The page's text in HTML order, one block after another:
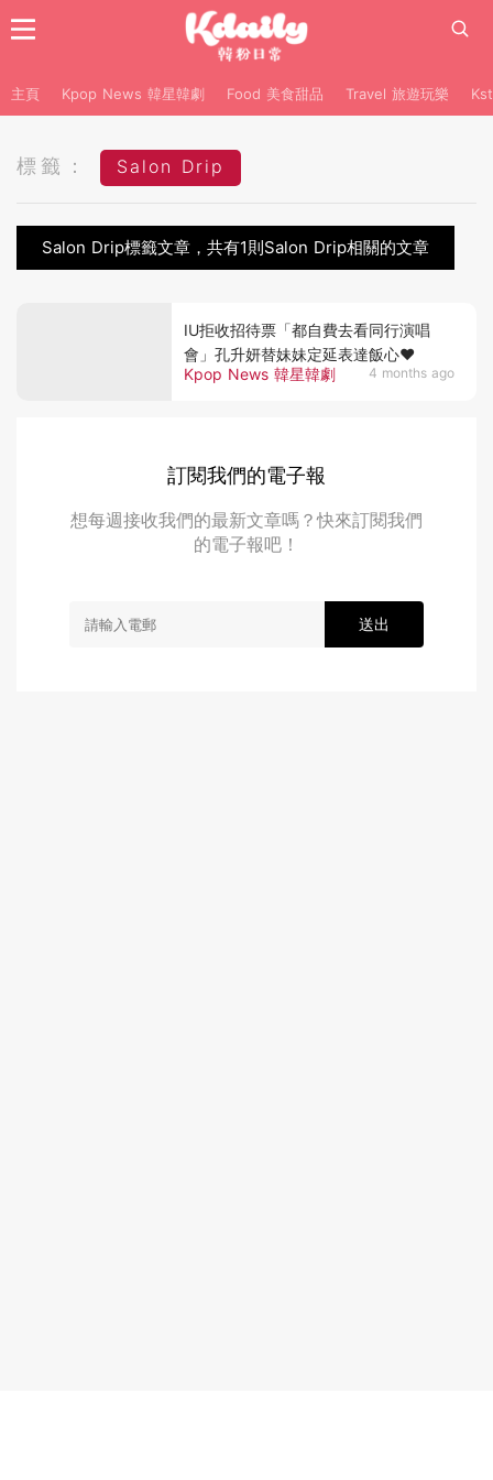
主頁 Kpop News 韓星韓劇 Food 美食甜品 Travel 旅遊玩樂
標籤： Salon Drip
Salon Drip標籤文章，共有1則Salon Drip相關的文章
Kpop News 韓星韓劇 4 months ago
IU拒收招待票「都自費去看同行演唱
會」孔升妍替妹妹定延表達飯心♥
訂閱我們的電子報
想每週接收我們的最新文章嗎？快來訂閱我們
的電子報吧！
送出